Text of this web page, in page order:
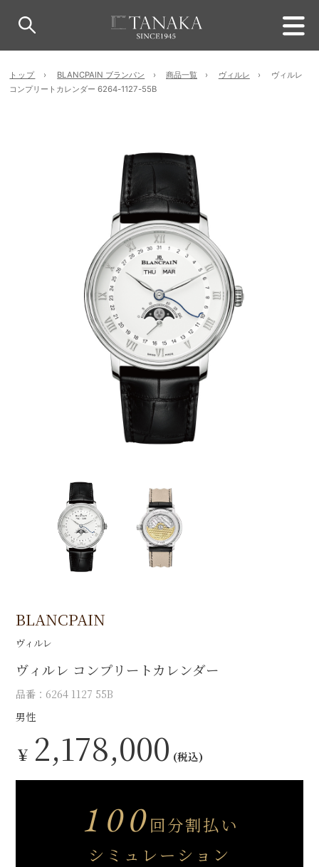
トップ BLANCPAIN ブランパン 商品一覧 ヴィルレ
ヴィルレ
コンプリートカレンダー 6264-1127-55B
BLANCPAIN
ヴィルレ
ヴィルレ コンプリートカレンダー
品番：6264 1127 55B
男性
￥ 2,178,000 (税込)
100回分割払い
シミュレーション